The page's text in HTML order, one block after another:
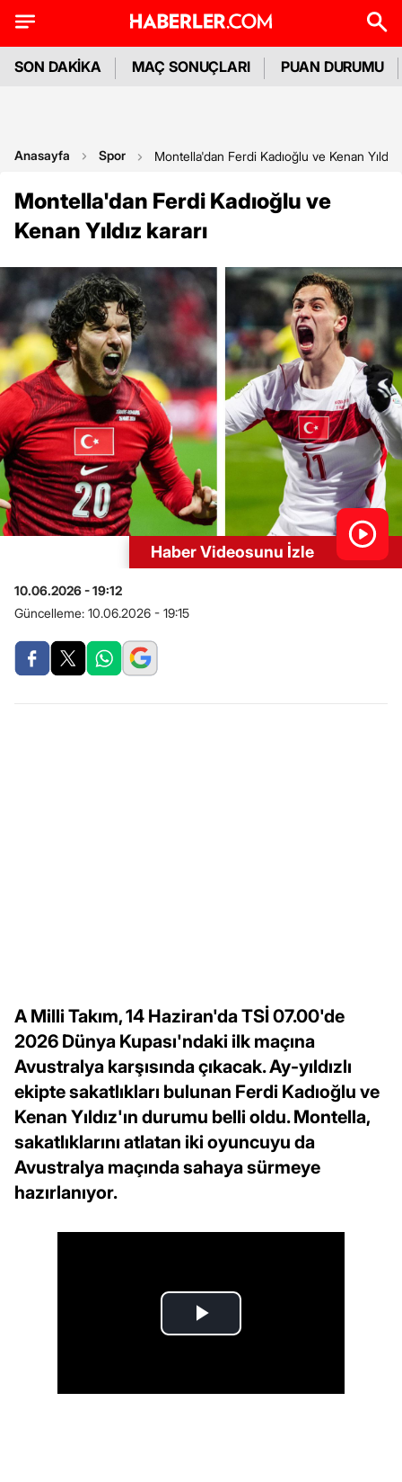
SON DAKİKA MAÇ SONUÇLARI PUAN DURUMU
Anasayfa Spor Montella'dan Ferdi Kadıoğlu ve Kenan Yıldız
Montella'dan Ferdi Kadıoğlu ve
Kenan Yıldız kararı
Haber Videosunu İzle
10.06.2026 - 19:12
Güncelleme: 10.06.2026 - 19:15
A Milli Takım, 14 Haziran'da TSİ 07.00'de
2026 Dünya Kupası'ndaki ilk maçına
Avustralya karşısında çıkacak. Ay-yıldızlı
ekipte sakatlıkları bulunan Ferdi Kadıoğlu ve
Kenan Yıldız'ın durumu belli oldu. Montella,
sakatlıklarını atlatan iki oyuncuyu da
Avustralya maçında sahaya sürmeye
hazırlanıyor.